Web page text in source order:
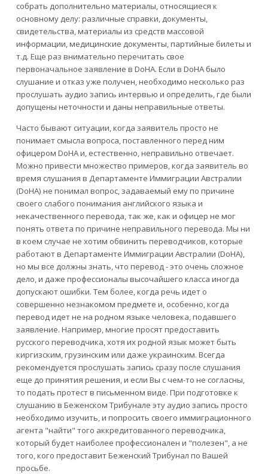
собрать дополнительно материалы, относящиеся к
основному делу: различные справки, документы,
свидетельства, материалы из средств массовой
информации, медицинские документы, партийные билеты и
т.д. Еще раз внимательно перечитать свое
первоначальное заявление в DoHA. Если в DoHA было
слушание и отказ уже получен, необходимо несколько раз
прослушать аудио запись интервью и определить, где были
допущены неточности и даны неправильные ответы.
Часто бывают ситуации, когда заявитель просто не
понимает смысла вопроса, поставленного перед ним
офицером DoHA и, естественно, неправильно отвечает.
Можно привести множество примеров, когда заявитель во
время слушания в Департаменте Иммиграции Австралии
(DoHA) не понимал вопрос, задаваемый ему по причине
своего слабого понимания английского языка и
некачественного перевода, так же, как и офицер не мог
понять ответа по причине неправильного перевода. Мы ни
в коем случае не хотим обвинить переводчиков, которые
работают в Департаменте Иммиграции Австралии (DoHA),
но мы все должны знать, что перевод - это очень сложное
дело, и даже профессионалы высочайшего класса иногда
допускают ошибки. Тем более, когда речь идет о
совершенно незнакомом предмете и, особенно, когда
перевод идет не на родном языке человека, подавшего
заявление. Например, многие просят предоставить
русского переводчика, хотя их родной язык может быть
киргизским, грузинским или даже украинским. Всегда
рекомендуется прослушать запись сразу после слушания
еще до принятия решения, и если Вы с чем-то не согласны,
то подать протест в письменном виде. При подготовке к
слушанию в Беженском Трибунале эту аудио запись просто
необходимо изучить, и попросить своего иммиграционного
агента "найти" того аккредитованного переводчика,
который будет наиболее профессионален и "полезен", а не
того, кого предоставит Беженский Трибунал по Вашей
просьбе.